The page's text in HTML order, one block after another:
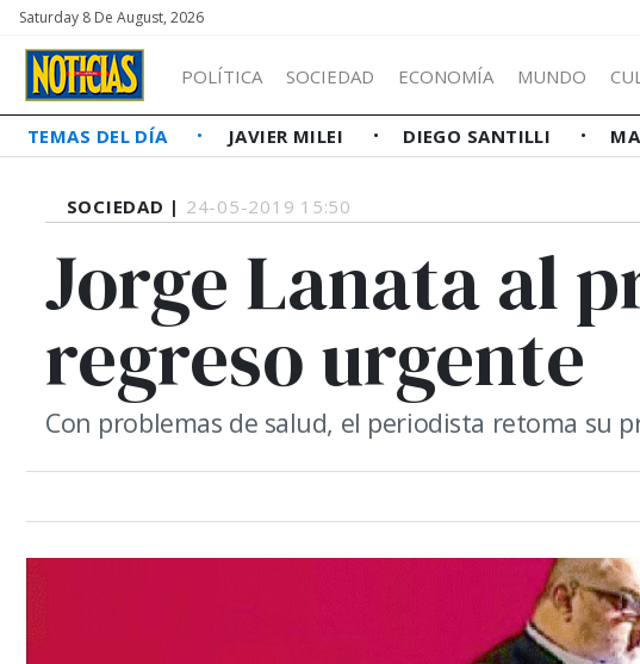
Saturday 8 De August, 2026
POLÍTICA SOCIEDAD ECONOMÍA MUNDO
TEMAS DEL DÍA JAVIER MILEI DIEGO SANTILLI
SOCIEDAD | 24-05-2019 15:50
Jorge Lanata al
regreso urgente
Con problemas de salud, el periodista retoma su